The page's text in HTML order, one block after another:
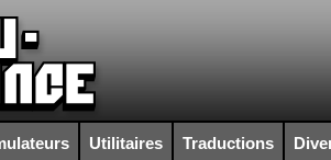
Utilitaires Traductions